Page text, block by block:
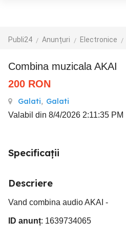
Publi24 Anunțuri Electronice
combina muzicala AKAI
200 RON
Galati, Galati
Valabil din 8/4/2026 2:11:35 PM
Specificații
Descriere
Vand combina audio AKAI -
ID anunț: 1639734065